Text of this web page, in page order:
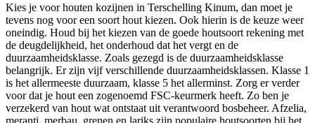
Kies je voor houten kozijnen in Terschelling Kinum, dan moet je
tevens nog voor een soort hout kiezen. Ook hierin is de keuze weer
oneindig. Houd bij het kiezen van de goede houtsoort rekening met
de deugdelijkheid, het onderhoud dat het vergt en de
duurzaamheidsklasse. Zoals gezegd is de duurzaamheidsklasse
belangrijk. Er zijn vijf verschillende duurzaamheidsklassen. Klasse 1
is het allermeeste duurzaam, klasse 5 het allerminst. Zorg er verder
voor dat je hout een zogenoemd FSC-keurmerk heeft. Zo ben je
verzekerd van hout wat ontstaat uit verantwoord bosbeheer. Afzelia,
meranti, merbau, grenen en lariks zijn populaire houtsoorten bij het